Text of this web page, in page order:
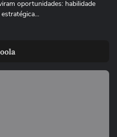
oportunidades: habilidade
que nos EUA